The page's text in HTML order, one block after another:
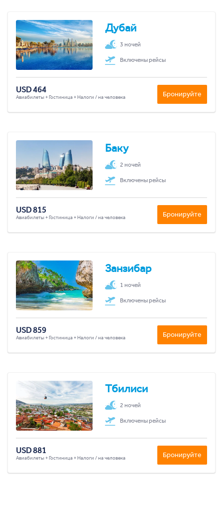
Дубай
3 ночей
Включены рейсы
USD 464
Авиабилеты + Гостиница + Налоги / на человека Бронируйте
Баку
2 ночей
Включены рейсы
USD 815
Авиабилеты + Гостиница + Налоги / на человека Бронируйте
Занзибар
1 ночей
Включены рейсы
USD 859
Авиабилеты + Гостиница + Налоги / на человека Бронируйте
Тбилиси
2 ночей
Включены рейсы
USD 881
Авиабилеты + Гостиница + Налоги / на человека Бронируйте